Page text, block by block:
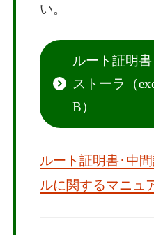
い。
ルート証明
ストーラ（
B）
ルート証明書･中
ルに関するマニュ